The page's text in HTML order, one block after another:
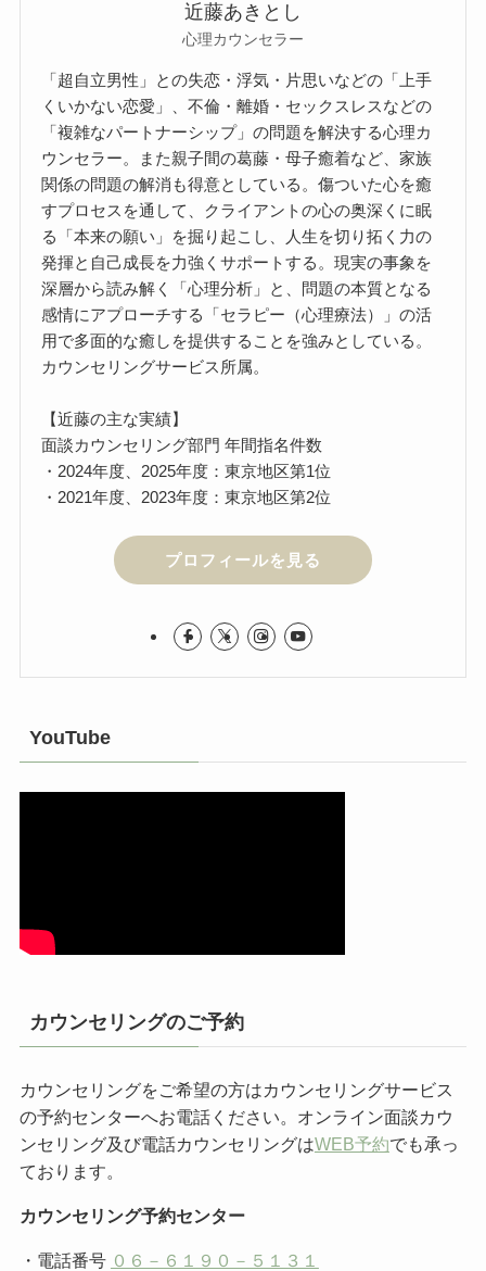
近藤あきとし
心理カウンセラー
「超自立男性」との失恋・浮気・片思いなどの「上手
くいかない恋愛」、不倫・離婚・セックスレスなどの
「複雑なパートナーシップ」の問題を解決する心理カ
ウンセラー。また親子間の葛藤・母子癒着など、家族
関係の問題の解消も得意としている。傷ついた心を癒
すプロセスを通して、クライアントの心の奥深くに眠
る「本来の願い」を掘り起こし、人生を切り拓く力の
発揮と自己成長を力強くサポートする。現実の事象を
深層から読み解く「心理分析」と、問題の本質となる
感情にアプローチする「セラピー（心理療法）」の活
用で多面的な癒しを提供することを強みとしている。
カウンセリングサービス所属。
【近藤の主な実績】
面談カウンセリング部門 年間指名件数
・2024年度、2025年度：東京地区第1位
・2021年度、2023年度：東京地区第2位
プロフィールを見る
YouTube
カウンセリングのご予約
カウンセリングをご希望の方はカウンセリングサービス
の予約センターへお電話ください。オンライン面談カウ
ンセリング及び電話カウンセリングはWEB予約でも承っ
ております。
カウンセリング予約センター
・電話番号 ０６－６１９０－５１３１